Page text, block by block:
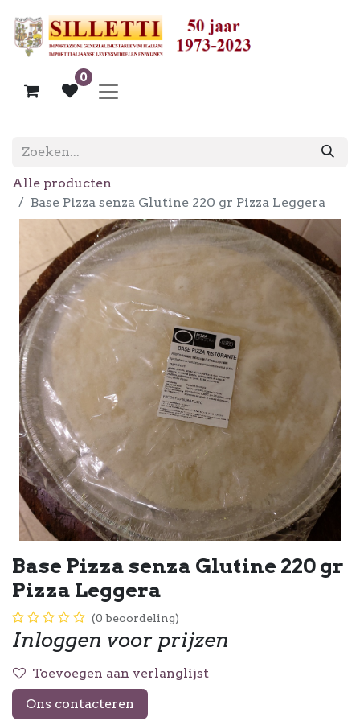
0
Alle producten
Base Pizza senza Glutine 220 gr Pizza Leggera
Base Pizza senza Glutine 220 gr
Pizza Leggera
(0 beoordeling)
Inloggen voor prijzen
Toevoegen aan verlanglijst
Ons contacteren